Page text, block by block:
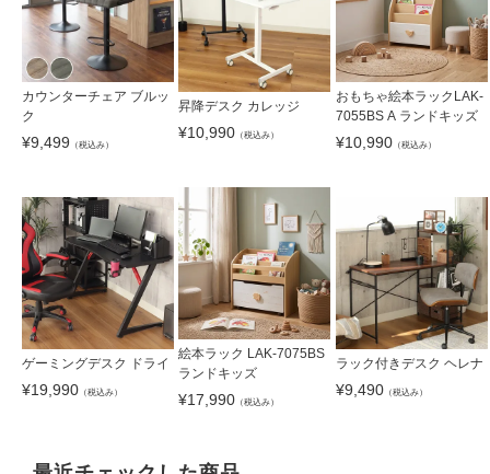
カウンターチェア ブルッ
ク
¥9,499 （税込み）
昇降デスク カレッジ
¥10,990 （税込み）
おもちゃ絵本ラックLAK-
7055BS A ランドキッズ
¥10,990（税込み）
ゲーミングデスク ドライ
¥19,990 （税込み）
絵本ラック LAK-7075BS
ランドキッズ
¥17,990 （税込み）
ラック付きデスク ヘレナ
¥9,490（税込み）